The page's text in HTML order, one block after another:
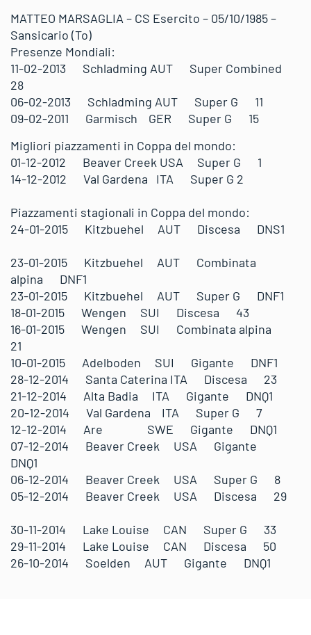
MATTEO MARSAGLIA – CS Esercito – 05/10/1985 –
Sansicario (To)
Presenze Mondiali:
11-02-2013 Schladming AUT Super Combined
28
06-02-2013 Schladming AUT Super G 11
09-02-2011 Garmisch GER Super G 15
Migliori piazzamenti in Coppa del mondo:
01-12-2012 Beaver Creek USA Super G 1
14-12-2012 Val Gardena ITA Super G 2
Piazzamenti stagionali in Coppa del mondo:
24-01-2015 Kitzbuehel AUT Discesa DNS1
23-01-2015 Kitzbuehel AUT Combinata
alpina DNF1
23-01-2015 Kitzbuehel AUT Super G DNF1
18-01-2015 Wengen SUI Discesa 43
16-01-2015 Wengen SUI Combinata alpina
21
10-01-2015 Adelboden SUI Gigante DNF1
28-12-2014 Santa Caterina ITA Discesa 23
21-12-2014 Alta Badia ITA Gigante DNQ1
20-12-2014 Val Gardena ITA Super G 7
12-12-2014 Are SWE Gigante DNQ1
07-12-2014 Beaver Creek USA Gigante
DNQ1
06-12-2014 Beaver Creek USA Super G 8
05-12-2014 Beaver Creek USA Discesa 29
30-11-2014 Lake Louise CAN Super G 33
29-11-2014 Lake Louise CAN Discesa 50
26-10-2014 Soelden AUT Gigante DNQ1